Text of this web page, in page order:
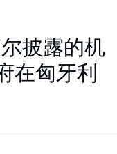
披露的机
在匈牙利